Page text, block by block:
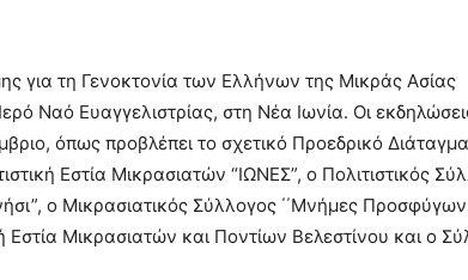
για τη Γενοκτονία των Ελλήνων της Μικράς Ασίας
Ναό Ευαγγελιστρίας, στη Νέα Ιωνία. Οι
όπως προβλέπει το σχετικό Προεδρικό
Εστία Μικρασιατών “ΙΩΝΕΣ”, ο Πολιτιστικός
ο Μικρασιατικός Σύλλογος ΄΄Μνήμες
Εστία Μικρασιατών και Ποντίων Βελεστίνου και ο